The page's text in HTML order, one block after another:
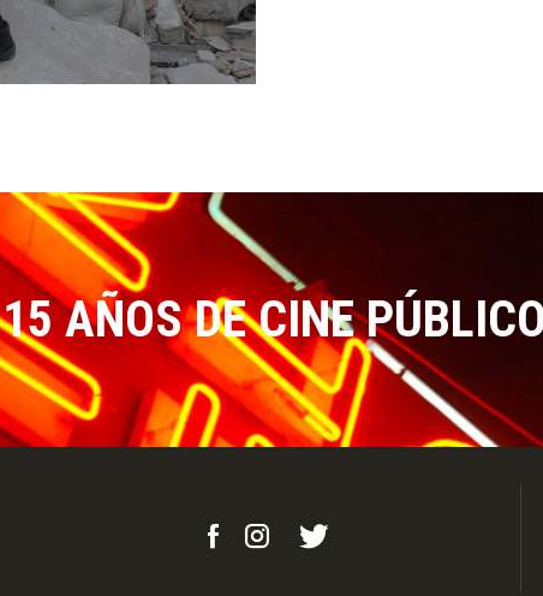
15 AÑOS DE CINE